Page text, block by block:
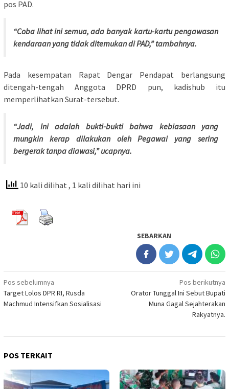
pos PAD.
“Coba lihat ini semua, ada banyak kartu-kartu pengawasan
kendaraan yang tidak ditemukan di PAD,” tambahnya.
Pada kesempatan Rapat Dengar Pendapat berlangsung
ditengah-tengah Anggota DPRD pun, kadishub itu
memperlihatkan Surat-tersebut.
“Jadi, Ini adalah bukti-bukti bahwa kebiasaan yang
mungkin kerap dilakukan oleh Pegawai yang sering
bergerak tanpa diawasi,” ucapnya.
10 kali dilihat , 1 kali dilihat hari ini
SEBARKAN
Navigasi
pos
Pos sebelumnya
Target Lolos DPR RI, Rusda
Machmud Intensifkan Sosialisasi
Pos berikutnya
Orator Tunggal Ini Sebut Bupati
Muna Gagal Sejahterakan
Rakyatnya.
POS TERKAIT